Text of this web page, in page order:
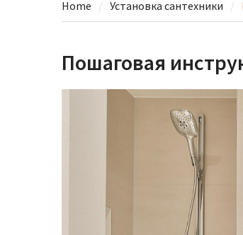
Home Установка сантехники
Пошаговая